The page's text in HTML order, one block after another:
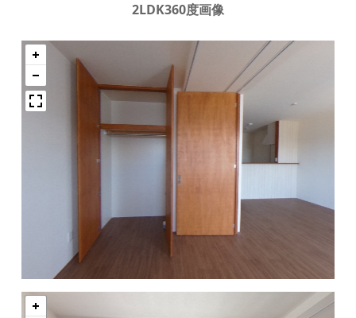
2LDK360度画像